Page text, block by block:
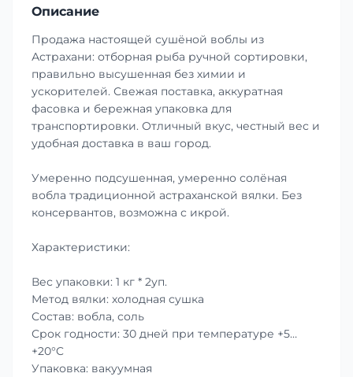
Описание
Продажа настоящей сушёной воблы из
Астрахани: отборная рыба ручной сортировки,
правильно высушенная без химии и
ускорителей. Свежая поставка, аккуратная
фасовка и бережная упаковка для
транспортировки. Отличный вкус, честный вес и
удобная доставка в ваш город.
Умеренно подсушенная, умеренно солёная
вобла традиционной астраханской вялки. Без
консервантов, возможна с икрой.
Характеристики:
Вес упаковки: 1 кг * 2уп.
Метод вялки: холодная сушка
Состав: вобла, соль
Срок годности: 30 дней при температуре +5…
+20°C
Упаковка: вакуумная